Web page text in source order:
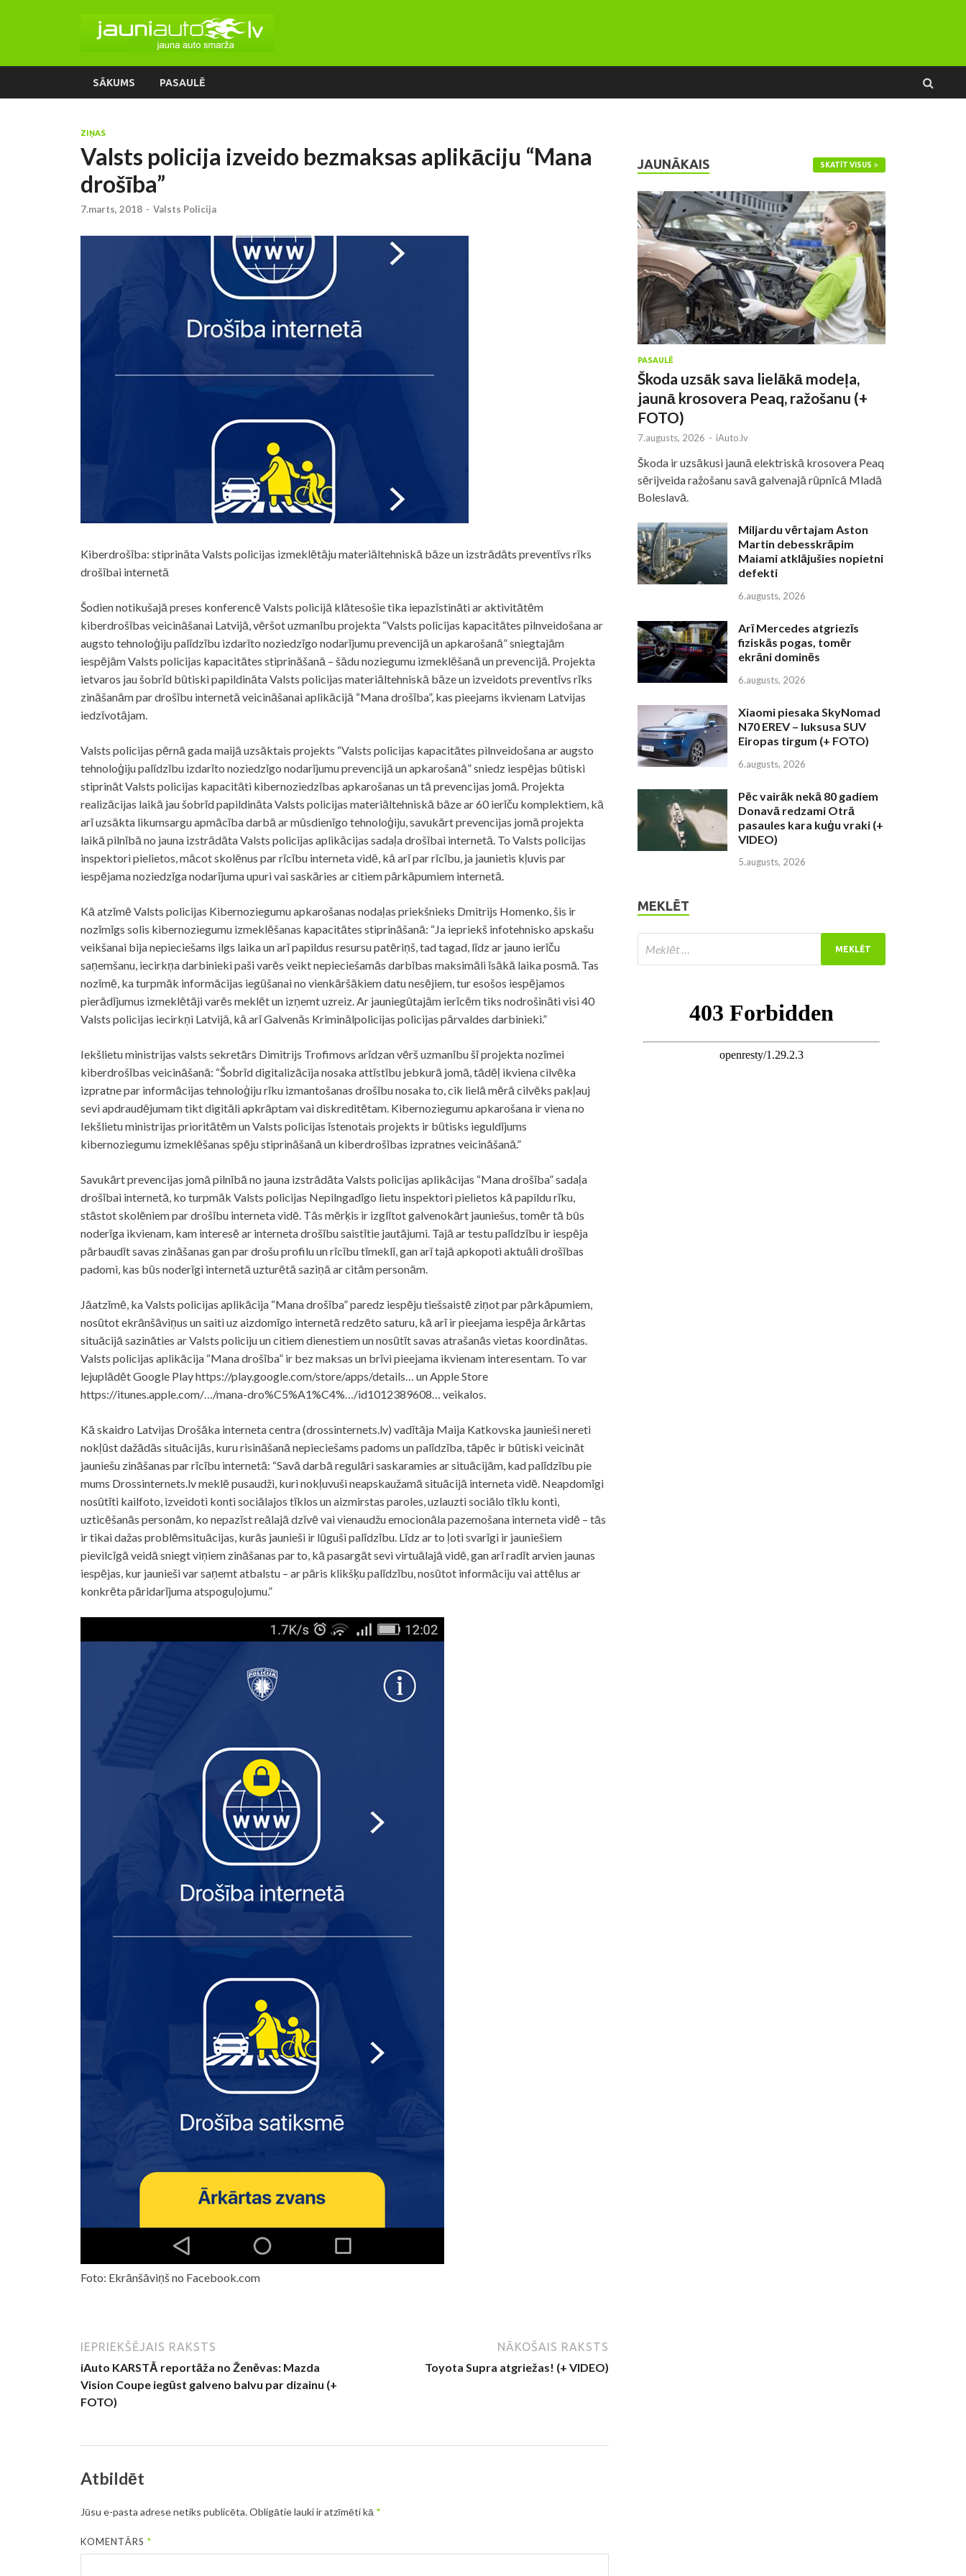
SĀKUMS PASAULĒ
ZIŅAS
Valsts policija izveido bezmaksas aplikāciju “Mana
drošība”
7.marts, 2018 - Valsts Policija
Kiberdrošība: stiprināta Valsts policijas izmeklētāju materiāltehniskā bāze un izstrādāts preventīvs rīks
drošībai internetā
Šodien notikušajā preses konferencē Valsts policijā klātesošie tika iepazīstināti ar aktivitātēm
kiberdrošības veicināšanai Latvijā, vēršot uzmanību projekta “Valsts policijas kapacitātes pilnveidošana ar
augsto tehnoloģiju palīdzību izdarīto noziedzīgo nodarījumu prevencijā un apkarošanā” sniegtajām
iespējām Valsts policijas kapacitātes stiprināšanā – šādu noziegumu izmeklēšanā un prevencijā. Projekta
ietvaros jau šobrīd būtiski papildināta Valsts policijas materiāltehniskā bāze un izveidots preventīvs rīks
zināšanām par drošību internetā veicināšanai aplikācijā “Mana drošība”, kas pieejams ikvienam Latvijas
iedzīvotājam.
Valsts policijas pērnā gada maijā uzsāktais projekts “Valsts policijas kapacitātes pilnveidošana ar augsto
tehnoloģiju palīdzību izdarīto noziedzīgo nodarījumu prevencijā un apkarošanā” sniedz iespējas būtiski
stiprināt Valsts policijas kapacitāti kibernoziedzības apkarošanas un tā prevencijas jomā. Projekta
realizācijas laikā jau šobrīd papildināta Valsts policijas materiāltehniskā bāze ar 60 ierīču komplektiem, kā
arī uzsākta likumsargu apmācība darbā ar mūsdienīgo tehnoloģiju, savukārt prevencijas jomā projekta
laikā pilnībā no jauna izstrādāta Valsts policijas aplikācijas sadaļa drošībai internetā. To Valsts policijas
inspektori pielietos, mācot skolēnus par rīcību interneta vidē, kā arī par rīcību, ja jaunietis kļuvis par
iespējama noziedzīga nodarījuma upuri vai saskāries ar citiem pārkāpumiem internetā.
Kā atzīmē Valsts policijas Kibernoziegumu apkarošanas nodaļas priekšnieks Dmitrijs Homenko, šis ir
nozīmīgs solis kibernoziegumu izmeklēšanas kapacitātes stiprināšanā: “Ja iepriekš infotehnisko apskašu
veikšanai bija nepieciešams ilgs laika un arī papildus resursu patēriņš, tad tagad, līdz ar jauno ierīču
saņemšanu, iecirkņa darbinieki paši varēs veikt nepieciešamās darbības maksimāli īsākā laika posmā. Tas
nozīmē, ka turpmāk informācijas iegūšanai no vienkāršākiem datu nesējiem, tur esošos iespējamos
pierādījumus izmeklētāji varēs meklēt un izņemt uzreiz. Ar jauniegūtajām ierīcēm tiks nodrošināti visi 40
Valsts policijas iecirkņi Latvijā, kā arī Galvenās Kriminālpolicijas policijas pārvaldes darbinieki.”
Iekšlietu ministrijas valsts sekretārs Dimitrijs Trofimovs arīdzan vērš uzmanību šī projekta nozīmei
kiberdrošības veicināšanā: “Šobrīd digitalizācija nosaka attīstību jebkurā jomā, tādēļ ikviena cilvēka
izpratne par informācijas tehnoloģiju rīku izmantošanas drošību nosaka to, cik lielā mērā cilvēks pakļauj
sevi apdraudējumam tikt digitāli apkrāptam vai diskreditētam. Kibernoziegumu apkarošana ir viena no
Iekšlietu ministrijas prioritātēm un Valsts policijas īstenotais projekts ir būtisks ieguldījums
kibernoziegumu izmeklēšanas spēju stiprināšanā un kiberdrošības izpratnes veicināšanā.”
Savukārt prevencijas jomā pilnībā no jauna izstrādāta Valsts policijas aplikācijas “Mana drošība” sadaļa
drošībai internetā, ko turpmāk Valsts policijas Nepilngadīgo lietu inspektori pielietos kā papildu rīku,
stāstot skolēniem par drošību interneta vidē. Tās mērķis ir izglītot galvenokārt jauniešus, tomēr tā būs
noderīga ikvienam, kam interesē ar interneta drošību saistītie jautājumi. Tajā ar testu palīdzību ir iespēja
pārbaudīt savas zināšanas gan par drošu profilu un rīcību tīmeklī, gan arī tajā apkopoti aktuāli drošības
padomi, kas būs noderīgi internetā uzturētā saziņā ar citām personām.
Jāatzīmē, ka Valsts policijas aplikācija “Mana drošība” paredz iespēju tiešsaistē ziņot par pārkāpumiem,
nosūtot ekrānšāviņus un saiti uz aizdomīgo internetā redzēto saturu, kā arī ir pieejama iespēja ārkārtas
situācijā sazināties ar Valsts policiju un citiem dienestiem un nosūtīt savas atrašanās vietas koordinātas.
Valsts policijas aplikācija “Mana drošība” ir bez maksas un brīvi pieejama ikvienam interesentam. To var
lejuplādēt Google Play https://play.google.com/store/apps/details… un Apple Store
https://itunes.apple.com/…/mana-dro%C5%A1%C4%…/id1012389608… veikalos.
Kā skaidro Latvijas Drošāka interneta centra (drossinternets.lv) vadītāja Maija Katkovska jaunieši nereti
nokļūst dažādās situācijās, kuru risināšanā nepieciešams padoms un palīdzība, tāpēc ir būtiski veicināt
jauniešu zināšanas par rīcību internetā: “Savā darbā regulāri saskaramies ar situācijām, kad palīdzību pie
mums Drossinternets.lv meklē pusaudži, kuri nokļuvuši neapskaužamā situācijā interneta vidē. Neapdomīgi
nosūtīti kailfoto, izveidoti konti sociālajos tīklos un aizmirstas paroles, uzlauzti sociālo tīklu konti,
uzticēšanās personām, ko nepazīst reālajā dzīvē vai vienaudžu emocionāla pazemošana interneta vidē – tās
ir tikai dažas problēmsituācijas, kurās jaunieši ir lūguši palīdzību. Līdz ar to ļoti svarīgi ir jauniešiem
pievilcīgā veidā sniegt viņiem zināšanas par to, kā pasargāt sevi virtuālajā vidē, gan arī radīt arvien jaunas
iespējas, kur jaunieši var saņemt atbalstu – ar pāris klikšķu palīdzību, nosūtot informāciju vai attēlus ar
konkrēta pāridarījuma atspoguļojumu.”
Foto: Ekrānšāviņš no Facebook.com
IEPRIEKŠĒJAIS RAKSTS
iAuto KARSTĀ reportāža no Ženēvas: Mazda
Vision Coupe iegūst galveno balvu par dizainu (+
FOTO)
NĀKOŠAIS RAKSTS
Toyota Supra atgriežas! (+ VIDEO)
Atbildēt
Jūsu e-pasta adrese netiks publicēta.Obligātie lauki ir atzīmēti kā *
KOMENTĀRS*
JAUNĀKAIS SKATĪT VISUS
PASAULĒ
Škoda uzsāk sava lielākā modeļa,
jaunā krosovera Peaq, ražošanu (+
FOTO)
7.augusts, 2026 - iAuto.lv
Škoda ir uzsākusi jaunā elektriskā krosovera Peaq
sērijveida ražošanu savā galvenajā rūpnīcā Mladā
Boleslavā.
Miljardu vērtajam Aston
Martin debesskrāpim
Maiami atklājušies nopietni
defekti
6.augusts, 2026
Arī Mercedes atgriezīs
fiziskās pogas, tomēr
ekrāni dominēs
6.augusts, 2026
Xiaomi piesaka SkyNomad
N70 EREV – luksusa SUV
Eiropas tirgum (+ FOTO)
6.augusts, 2026
Pēc vairāk nekā 80 gadiem
Donavā redzami Otrā
pasaules kara kuģu vraki (+
VIDEO)
5.augusts, 2026
MEKLĒT